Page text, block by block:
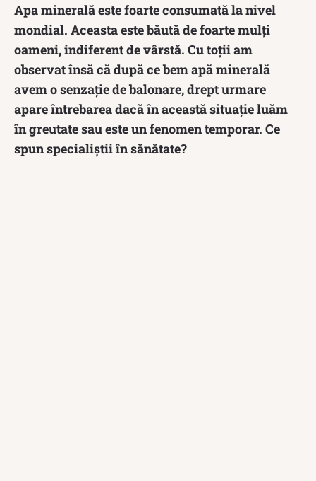
Apa minerală este foarte consumată la nivel
mondial. Aceasta este băută de foarte mulți
oameni, indiferent de vârstă. Cu toții am
observat însă că după ce bem apă minerală
avem o senzație de balonare, drept urmare
apare întrebarea dacă în această situație luăm
în greutate sau este un fenomen temporar. Ce
spun specialiștii în sănătate?